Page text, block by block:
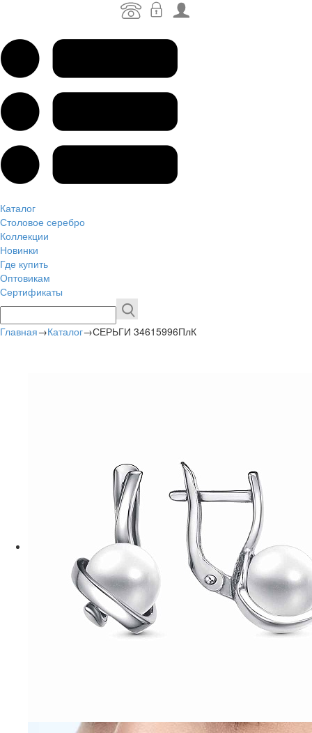
Каталог
Столовое серебро
Коллекции
Новинки
Где купить
Оптовикам
Сертификаты
Главная→Каталог→СЕРЬГИ 34615996ПлК